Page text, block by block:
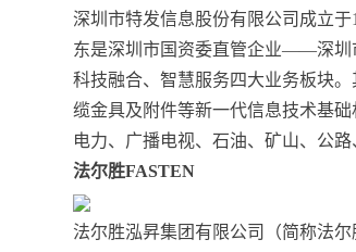
深圳市特发信息股份有限公司成立
东是深圳市国资委直管企业——深圳
科技融合、智慧服务四大业务板块
缆金具及附件等新一代信息技术基
电力、广播电视、石油、矿山、公
法尔胜FASTEN
法尔胜泓昇集团有限公司（简称法